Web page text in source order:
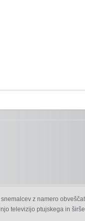
z namero
televizijo ptujskega in